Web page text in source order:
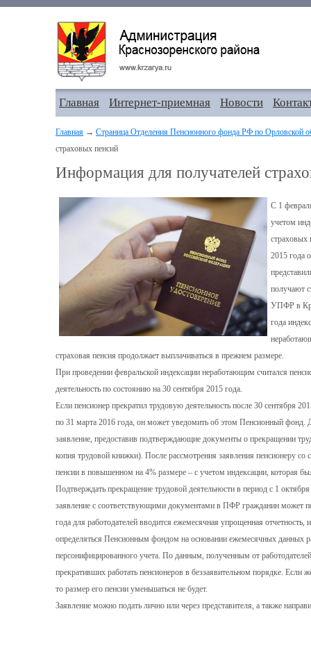
Главная Интернет-приемная Новости
Главная → Страница Отделения Пенсионного фонда РФ по Орловской
страховых пенсий
Информация для получателей
С 1
учетом
страховых
2015 года
получают
УПФР в
года
страховая пенсия продолжает выплачиваться в прежнем размере.
При проведении февральской индексации неработающим считался
деятельность по состоянию на 30 сентября 2015 года.
Если пенсионер прекратил трудовую деятельность после 30 сентября
по 31 марта 2016 года, он может уведомить об этом Пенсионный фонд.
заявление, предоставив подтверждающие документы о прекращении
копия трудовой книжки). После рассмотрения заявления пенсионеру со
пенсии в повышенном на 4% размере – с учетом индексации, которая
Подтверждать прекращение трудовой деятельности в период с 1
заявление с соответствующими документами в ПФР гражданин может
года для работодателей вводится ежемесячная упрощенная
определяться Пенсионным фондом на основании ежемесячных данных
персонифицированного учета. По данным, полученным от
прекративших работать пенсионеров в беззаявительном порядке. Если
то размер его пенсии уменьшаться не будет.
Заявление можно подать лично или через представителя, а также